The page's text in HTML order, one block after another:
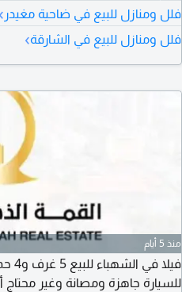
فلل ومنازل للبيع في ضاحية مغيدر ›
فلل ومنازل للبيع في الشارقة›
منذ 5 أيام
للسيارة جاهزة ومصانة وغير